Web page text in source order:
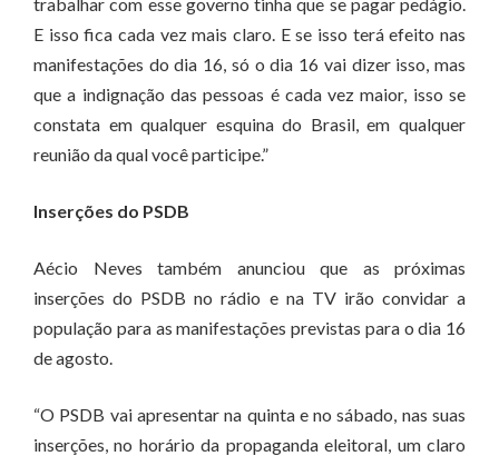
E isso fica cada vez mais claro. E se isso terá efeito nas
manifestações do dia 16, só o dia 16 vai dizer isso, mas
que a indignação das pessoas é cada vez maior, isso se
constata em qualquer esquina do Brasil, em qualquer
reunião da qual você participe.”
Inserções do PSDB
Aécio Neves também anunciou que as próximas
inserções do PSDB no rádio e na TV irão convidar a
população para as manifestações previstas para o dia 16
de agosto.
“O PSDB vai apresentar na quinta e no sábado, nas suas
inserções, no horário da propaganda eleitoral, um claro